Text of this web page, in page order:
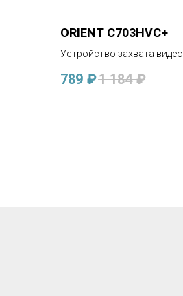
ORIENT C703HVC+
Устройство захвата видео
789 ₽1 184 ₽